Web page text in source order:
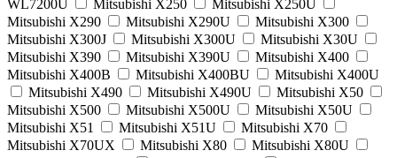
WL7200U
Mitsubishi X250
Mitsubishi X250U
Mitsubishi X290
Mitsubishi X290U
Mitsubishi X300
Mitsubishi X300J
Mitsubishi X300U
Mitsubishi X30U
Mitsubishi X390
Mitsubishi X390U
Mitsubishi X400
Mitsubishi X400B
Mitsubishi X400BU
Mitsubishi X400U
Mitsubishi X490
Mitsubishi X490U
Mitsubishi X50
Mitsubishi X500
Mitsubishi X500U
Mitsubishi X50U
Mitsubishi X51
Mitsubishi X51U
Mitsubishi X70
Mitsubishi X70UX
Mitsubishi X80
Mitsubishi X80U